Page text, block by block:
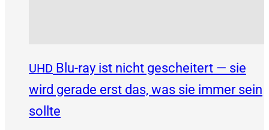
UHD Blu-ray ist nicht gescheitert — sie
wird gerade erst das, was sie immer sein
sollte